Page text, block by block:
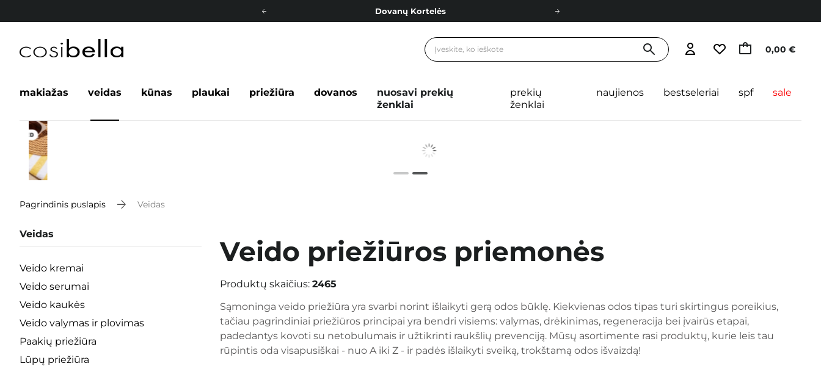
Dovanų Kortelės
Nemokamas pristatymas nuo 40,00 € 0,00 €
makiažas veidas kūnas plaukai priežiūra dovanos
nuosavi prekių
ženklai
prekių
ženklai
naujienos bestseleriai spf sale
Pagrindinis puslapis Veidas
Veidas
Veido kremai
Veido serumai
Veido kaukės
Veido valymas ir plovimas
Paakių priežiūra
Lūpų priežiūra
Veido priežiūros priemonės
Produktų skaičius: 2465
Sąmoninga veido priežiūra yra svarbi norint išlaikyti gerą odos būklę. Kiekvienas odos tipas turi skirtingus poreikius,
tačiau pagrindiniai priežiūros principai yra bendri visiems: valymas, drėkinimas, regeneracija bei įvairūs etapai,
padedantys kovoti su netobulumais ir užtikrinti raukšlių prevenciją. Mūsų asortimente rasi produktų, kurie leis tau
rūpintis oda visapusiškai - nuo A iki Z - ir padės išlaikyti sveiką, trokštamą odos išvaizdą!